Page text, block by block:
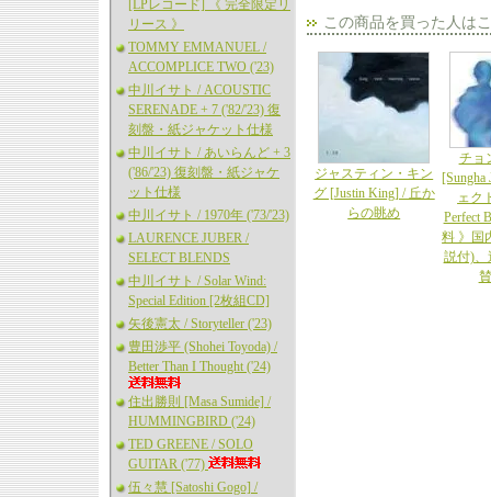
[LPレコード] 《 完全限定リ
リース 》
TOMMY EMMANUEL /
ACCOMPLICE TWO ('23)
中川イサト / ACOUSTIC
SERENADE + 7 ('82/'23) 復
刻盤・紙ジャケット仕様
中川イサト / あいらんど + 3
('86/'23) 復刻盤・紙ジャケ
ット仕様
中川イサト / 1970年 ('73/'23)
LAURENCE JUBER /
SELECT BLENDS
中川イサト / Solar Wind:
Special Edition [2枚組CD]
矢後憲太 / Storyteller ('23)
豊田渉平 (Shohei Toyoda) /
Better Than I Thought ('24)
住出勝則 [Masa Sumide] /
HUMMINGBIRD ('24)
TED GREENE / SOLO
GUITAR ('77)
伍々慧 [Satoshi Gogo] /
この商品を買った人は
ジャスティン・キン
グ [Justin King] / 丘か
らの眺め
チョ
ェク
Perfect
料 》国
説付)、